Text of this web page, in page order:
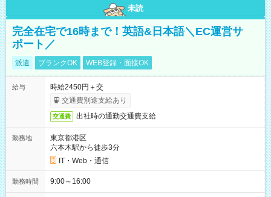
未読
完全在宅で16時まで！英語&日本語＼EC運営サ
ポート／
派遣 ブランクOK WEB登録・面接OK
給与
時給2450円＋交
交通費別途支給あり
交通費 出社時の通勤交通費支給
勤務地
東京都港区
六本木駅から徒歩3分
IT・Web・通信
勤務時間 9:00～16:00